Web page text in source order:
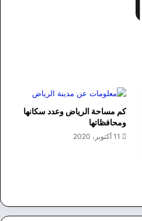
كم مساحة الرياض وعدد سكانها
ومحافظاتها
11 أكتوبر، 2020